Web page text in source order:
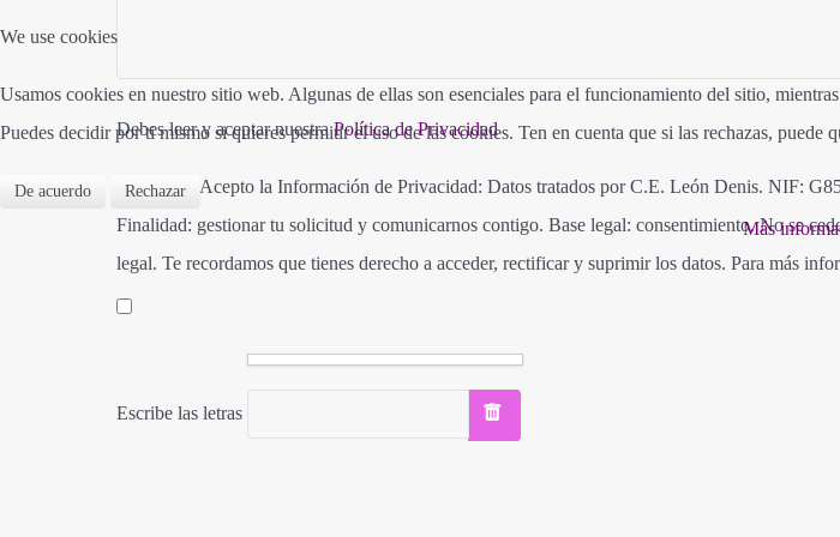
Debes leer y aceptar nuestraPolítica de Privacidad
He leído y Acepto la Información de Privacidad: Datos tratados por C.E. León Denis. NIF:
Finalidad: gestionar tu solicitud y comunicarnos contigo. Base legal: consentimiento. No se
legal. Te recordamos que tienes derecho a acceder, rectificar y suprimir los datos. Para más
Escribe las letras
We use cookies
Usamos cookies en nuestro sitio web. Algunas de ellas son esenciales para el funcionamiento del sitio,
Puedes decidir por ti mismo si quieres permitir el uso de las cookies. Ten en cuenta que si las rechazas, puede
De acuerdo Rechazar
Más